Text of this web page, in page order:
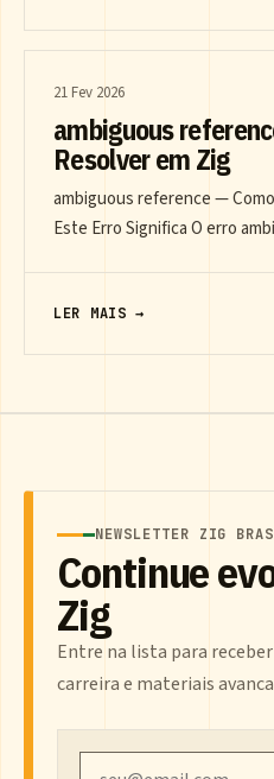
21 Fev 2026
ambiguous
Resolver em Zig
ambiguous reference —
Este Erro Significa O erro
LER MAIS →
NEWSLETTER ZIG
Continue
Zig
Entre na lista para
carreira e materiais